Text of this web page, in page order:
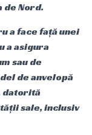
de Nord.
a face față unei
a asigura
sau de
de anvelopă
datorită
sale, inclusiv